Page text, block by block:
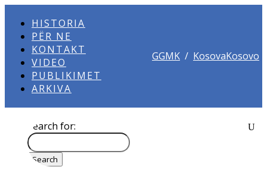
HISTORIA
PËR NE
KONTAKT
VIDEO
PUBLIKIMET
ARKIVA
GGMK / KosovaKosovo
Search for: